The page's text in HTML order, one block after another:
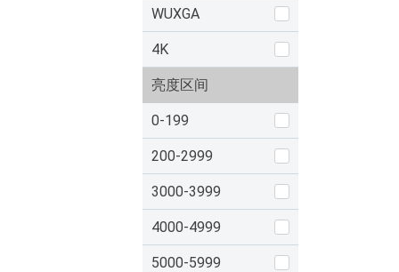
WUXGA
4K
亮度区间
0-199
200-2999
3000-3999
4000-4999
5000-5999